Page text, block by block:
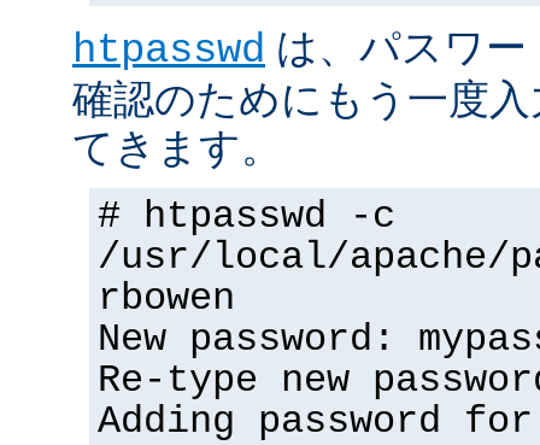
htpasswd は、パスワ
確認のためにもう一度
てきます。
# htpasswd -c
/usr/local/apache/
rbowen
New password:
Re-type new
Adding password